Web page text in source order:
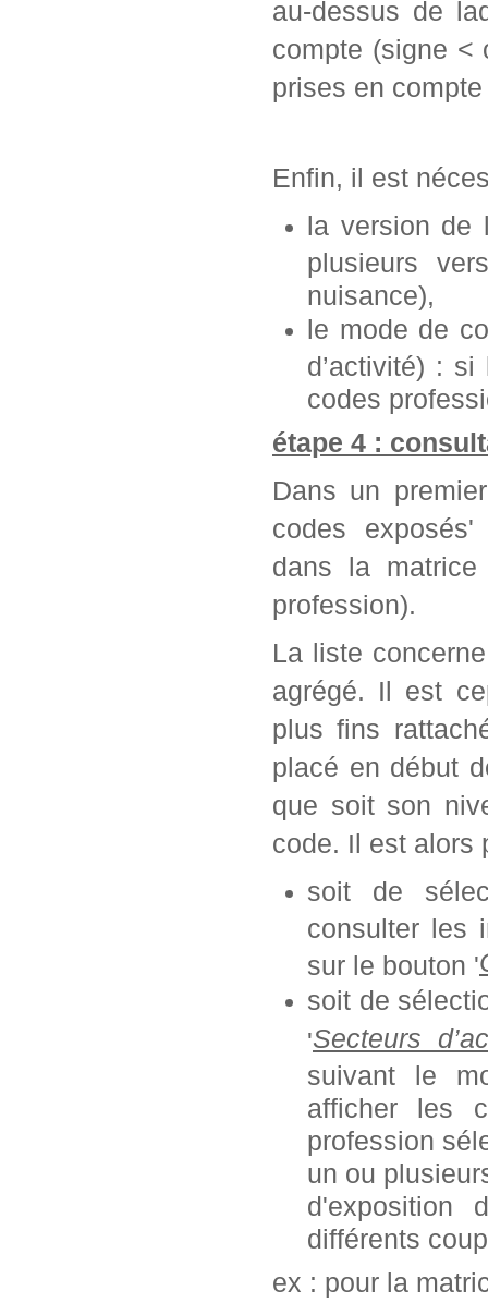
au-dessus de
compte (signe <
prises en
Enfin, il est
la version de
plusieurs
nuisance),
le mode de
d’activité) :
codes
étape 4 :
Dans un
codes
dans la
profession).
La liste
agrégé. Il est
plus fins
placé en début
que soit son
code. Il est alors
soit de
consulter les
sur le bouton '
soit de
'Secteurs
suivant le
afficher les
profession
un ou
d'exposition
différents
ex : pour la